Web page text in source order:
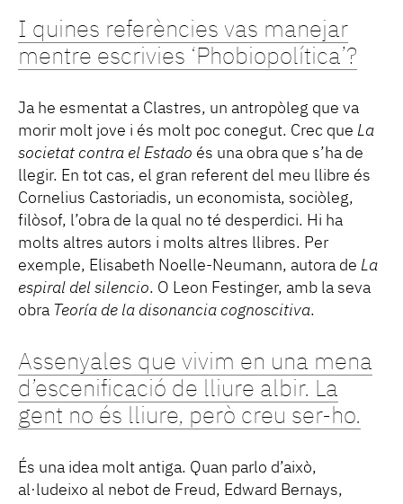
I quines referències vas manejar
mentre escrivies ‘Phobiopolítica’?
Ja he esmentat a Clastres, un antropòleg que va
morir molt jove i és molt poc conegut. Crec que La
societat contra el Estado és una obra que s’ha de
llegir. En tot cas, el gran referent del meu llibre és
Cornelius Castoriadis, un economista, sociòleg,
filòsof, l’obra de la qual no té desperdici. Hi ha
molts altres autors i molts altres llibres. Per
exemple, Elisabeth Noelle-Neumann, autora de La
espiral del silencio. O Leon Festinger, amb la seva
obra Teoría de la disonancia cognoscitiva.
Assenyales que vivim en una mena
d’escenificació de lliure albir. La
gent no és lliure, però creu ser-ho.
És una idea molt antiga. Quan parlo d’això,
al·ludeixo al nebot de Freud, Edward Bernays,